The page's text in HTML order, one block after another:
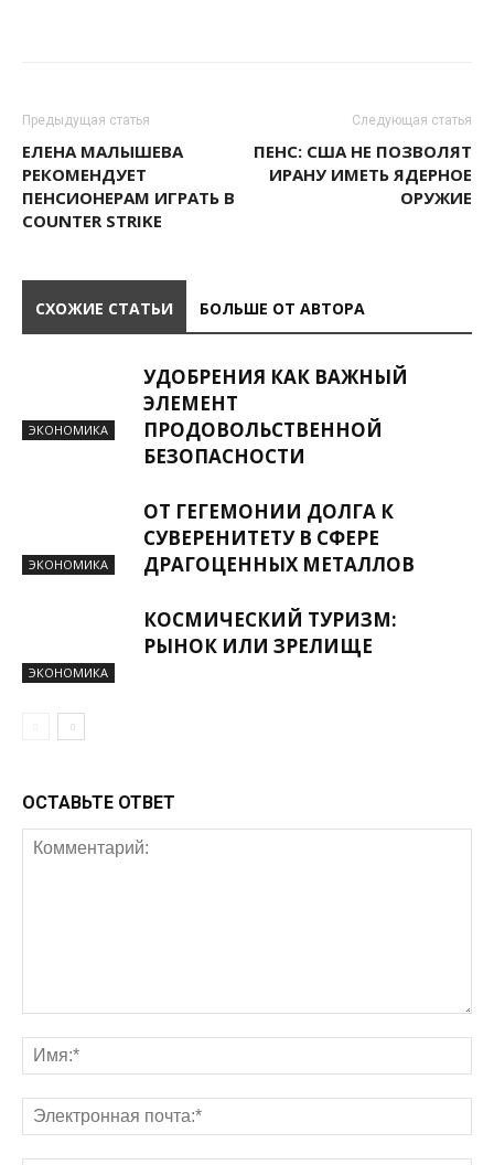
Предыдущая статья
ЕЛЕНА МАЛЫШЕВА
РЕКОМЕНДУЕТ
ПЕНСИОНЕРАМ ИГРАТЬ В
COUNTER STRIKE
Следующая статья
ПЕНС: США НЕ ПОЗВОЛЯТ
ИРАНУ ИМЕТЬ ЯДЕРНОЕ
ОРУЖИЕ
СХОЖИЕ СТАТЬИ БОЛЬШЕ ОТ АВТОРА
ЭКОНОМИКА
УДОБРЕНИЯ КАК ВАЖНЫЙ
ЭЛЕМЕНТ
ПРОДОВОЛЬСТВЕННОЙ
БЕЗОПАСНОСТИ
ЭКОНОМИКА
ОТ ГЕГЕМОНИИ ДОЛГА К
СУВЕРЕНИТЕТУ В СФЕРЕ
ДРАГОЦЕННЫХ МЕТАЛЛОВ
ЭКОНОМИКА
КОСМИЧЕСКИЙ ТУРИЗМ:
РЫНОК ИЛИ ЗРЕЛИЩЕ
ОСТАВЬТЕ ОТВЕТ